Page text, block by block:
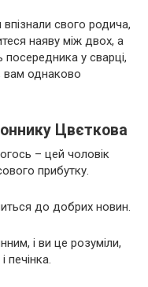
свого родича,
наяву між двох, а
посередника у сварці,
вам однаково
Цвєткова
– цей чоловік
прибутку.
до добрих новин.
і ви це розуміли,
печінка.